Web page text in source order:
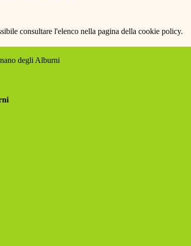
consultare l'elenco nella pagina della cookie policy.
degli Alburni